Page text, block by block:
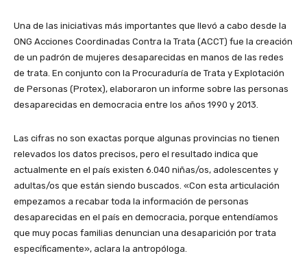
Una de las iniciativas más importantes que llevó a cabo desde la
ONG Acciones Coordinadas Contra la Trata (ACCT) fue la creación
de un padrón de mujeres desaparecidas en manos de las redes
de trata. En conjunto con la Procuraduría de Trata y Explotación
de Personas (Protex), elaboraron un informe sobre las personas
desaparecidas en democracia entre los años 1990 y 2013.
Las cifras no son exactas porque algunas provincias no tienen
relevados los datos precisos, pero el resultado indica que
actualmente en el país existen 6.040 niñas/os, adolescentes y
adultas/os que están siendo buscados. «Con esta articulación
empezamos a recabar toda la información de personas
desaparecidas en el país en democracia, porque entendíamos
que muy pocas familias denuncian una desaparición por trata
específicamente», aclara la antropóloga.